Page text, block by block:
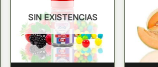
SIN EXISTENCIAS